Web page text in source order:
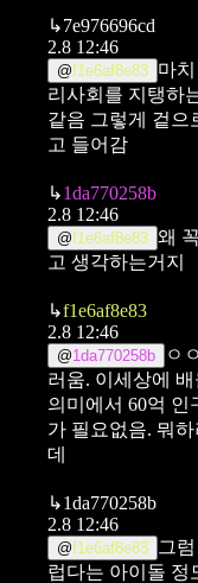
↳7e976696cd
2.8 12:46
@f1e6af8e83 마
리사회를 지탱하
같음 그렇게 겉으
고 들어감
↳1da770258b
2.8 12:46
@f1e6af8e83 왜
고 생각하는거지
↳f1e6af8e83
2.8 12:46
@1da770258b
ㅇ
러움. 이세상에
의미에서 60억 인
가 필요없음. 뭐
데
↳1da770258b
2.8 12:46
@f1e6af8e83
그
럽다는 아이돌 정